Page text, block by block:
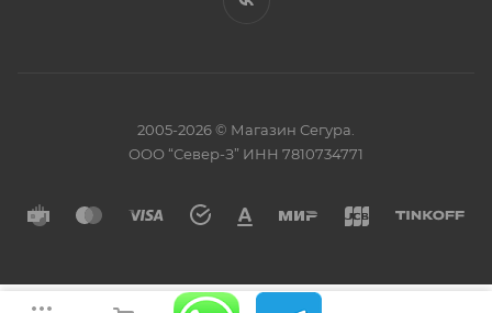
2005-2026 © Магазин Сегура.
ООО “Север-З” ИНН 7810734771